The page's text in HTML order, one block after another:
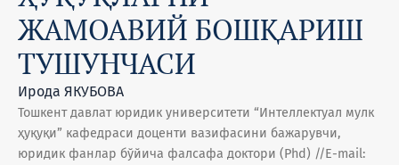
ЖАМОАВИЙ БОШҚАРИШ
ТУШУНЧАСИ
Ирода ЯКУБОВА
Тошкент давлат юридик университети “Интеллектуал мулк
ҳуқуқи” кафедраси доценти вазифасини бажарувчи,
юридик фанлар бўйича фалсафа доктори (Phd) //E-mail: